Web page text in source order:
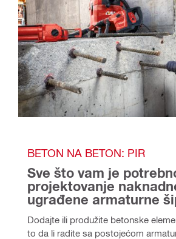
BETON NA BETON: PIR
Sve što vam je
projektovanje
ugrađene armaturne
Dodajte ili produžite betonske
to da li radite sa postojećom